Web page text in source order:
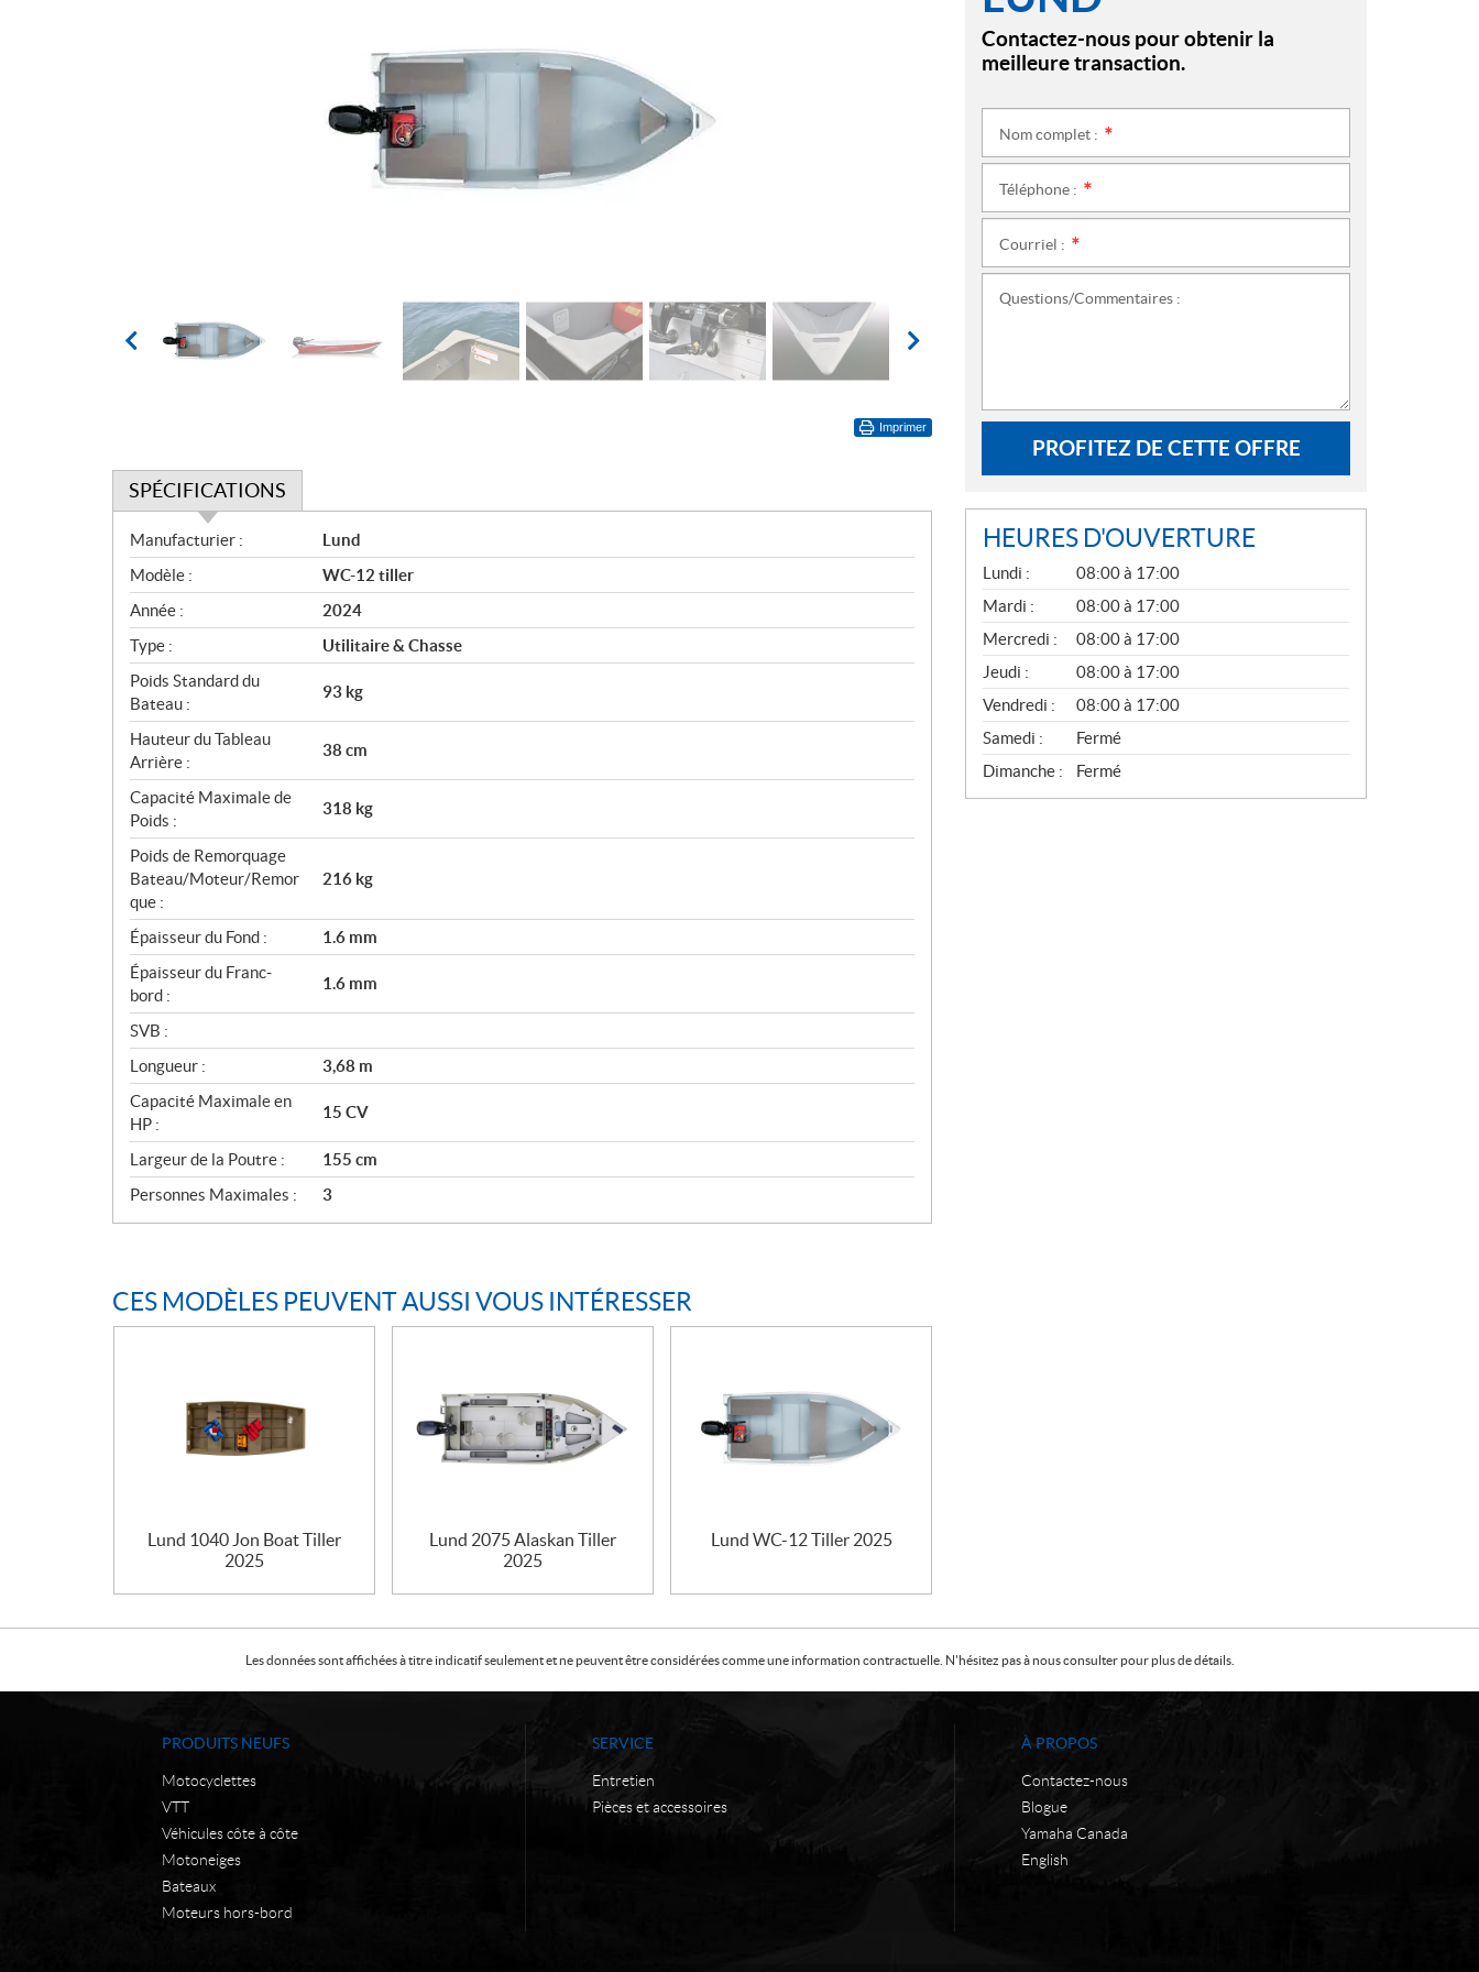
Imprimer
SPÉCIFICATIONS
S
p
é
c
i
f
i
c
a
t
i
o
n
s
Manufacturier :
Lund
Modèle :
WC-12 tiller
Année :
2024
Type :
Utilitaire & Chasse
Poids Standard du
Bateau :
93 kg
Hauteur du Tableau
Arrière :
38 cm
Capacité Maximale de
Poids :
318 kg
Poids de Remorquage
Bateau/Moteur/Remor
que :
216 kg
Épaisseur du Fond :
1.6 mm
Épaisseur du Franc-
bord :
1.6 mm
SVB :
Longueur :
3,68 m
Capacité Maximale en
HP :
15 CV
Largeur de la Poutre :
155 cm
Personnes Maximales :
3
CES MODÈLES PEUVENT AUSSI VOUS INTÉRESSER
Lund 1040 Jon Boat Tiller
2025
Lund 2075 Alaskan Tiller
2025
Lund WC-12 Tiller 2025
Contactez-nous pour obtenir la
meilleure transaction.
Nom complet :
Téléphone :
Courriel :
Questions/Commentaires :
PROFITEZ DE CETTE OFFRE
HEURES D'OUVERTURE
G
É
N
É
R
A
L
Lundi :
08:00 à 17:00
Mardi :
08:00 à 17:00
Mercredi :
08:00 à 17:00
Jeudi :
08:00 à 17:00
Vendredi :
08:00 à 17:00
Samedi :
Fermé
Dimanche :
Fermé
Les données sont affichées à titre indicatif seulement et ne peuvent être considérées comme une information contractuelle. N'hésitez pas à nous consulter pour plus de détails.
PRODUITS NEUFS
Motocyclettes
VTT
Véhicules côte à côte
Motoneiges
Bateaux
Moteurs hors-bord
SERVICE
Entretien
Pièces et accessoires
À PROPOS
Contactez-nous
Blogue
Yamaha Canada
English